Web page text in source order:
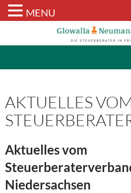
AKTUELLES
Aktuelles vom
Niedersachsen
MENU